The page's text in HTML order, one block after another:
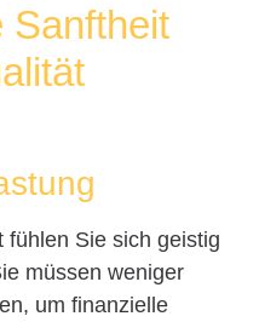
Sanftheit
fühlen Sie sich geistig
müssen weniger
um finanzielle